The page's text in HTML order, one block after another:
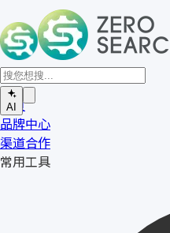
AI
首页
品牌中心
渠道合作
常用工具